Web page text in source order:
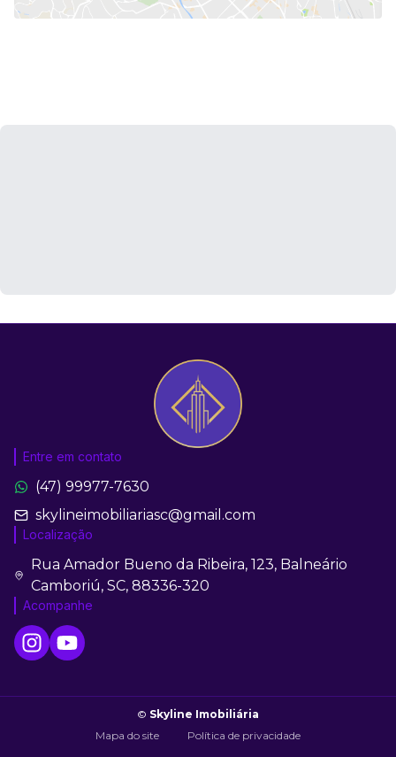
Entre em contato
(47) 99977-7630
skylineimobiliariasc@gmail.com
Localização
Rua Amador Bueno da Ribeira, 123, Balneário
Camboriú, SC, 88336-320
Acompanhe
© Skyline Imobiliária
Mapa do site
Política de privacidade